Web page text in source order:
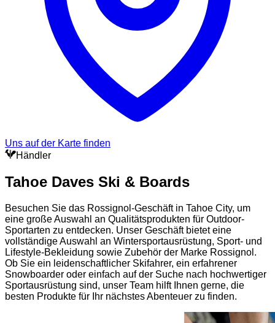
Uns auf der Karte finden
Händler
Tahoe Daves Ski & Boards
Besuchen Sie das Rossignol-Geschäft in Tahoe City, um
eine große Auswahl an Qualitätsprodukten für Outdoor-
Sportarten zu entdecken. Unser Geschäft bietet eine
vollständige Auswahl an Wintersportausrüstung, Sport- und
Lifestyle-Bekleidung sowie Zubehör der Marke Rossignol.
Ob Sie ein leidenschaftlicher Skifahrer, ein erfahrener
Snowboarder oder einfach auf der Suche nach hochwertiger
Sportausrüstung sind, unser Team hilft Ihnen gerne, die
besten Produkte für Ihr nächstes Abenteuer zu finden.